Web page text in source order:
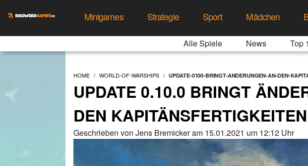
Minigames Strategie Sport Mädchen
Alle Spiele News Top
HOME WORLD-OF-WARSHIPS UPDATE-0100-BRINGT-ANDERUNGEN-AN-DEN-
UPDATE 0.10.0 BRINGT
DEN KAPITÄNSFERTIGKEITEN
Geschrieben von Jens Bremicker am 15.01.2021 um 12:12 Uhr